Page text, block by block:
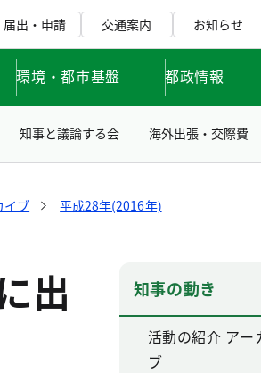
届出・申請 交通案内 お知らせ
環境・都市基盤 都政情報
知事と議論する会 海外出張・交際費
イブ
平成28年(2016年)
出
知事の動き
活動の紹介 アー
ブ